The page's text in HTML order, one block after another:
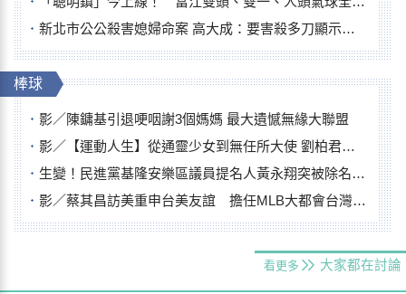
新北市公公殺害媳婦命案 高大成：要害殺多刀顯示怨恨深
棒球
影／陳鏞基引退哽咽謝3個媽媽 最大遺憾無緣大聯盟
影／【運動人生】從通靈少女到無任所大使 劉柏君女裁判人生國際發光
生變！民進黨基隆安樂區議員提名人黃永翔突被除名 將另提他人
影／蔡其昌訪美重申台美友誼 擔任MLB大都會台灣日開球嘉賓
看更多 大家都在討論